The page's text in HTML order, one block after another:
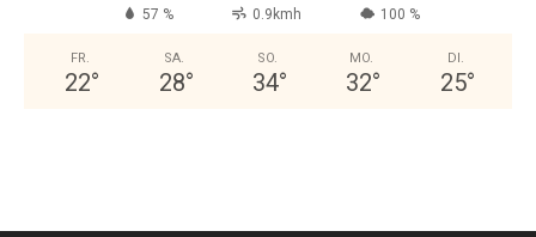
57 % 0.9kmh 100 %
FR.
22°
SA.
28°
SO.
34°
MO.
32°
DI.
25°